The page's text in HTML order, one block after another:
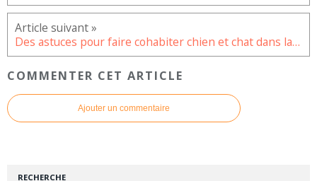
Des astuces pour faire cohabiter chien et chat dans la maison
COMMENTER CET ARTICLE
Ajouter un commentaire
RECHERCHE